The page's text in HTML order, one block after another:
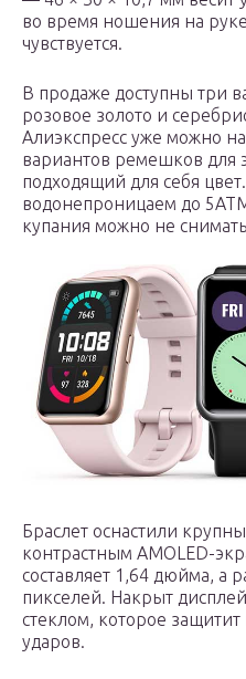
во время ношения на
чувствуется.
В продаже доступны три
розовое золото и
Алиэкспресс уже можно
вариантов ремешков для
подходящий для себя
водонепроницаем до
купания можно не снимать
Браслет оснастили
контрастным AMOLED-
составляет 1,64 дюйма, а
пикселей. Накрыт
стеклом, которое
ударов.